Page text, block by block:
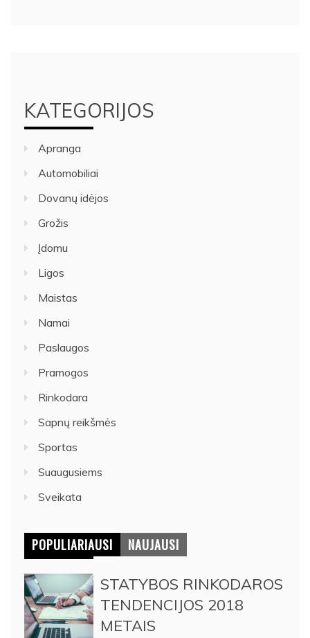
KATEGORIJOS
Apranga
Automobiliai
Dovanų idėjos
Grožis
Įdomu
Ligos
Maistas
Namai
Paslaugos
Pramogos
Rinkodara
Sapnų reikšmės
Sportas
Suaugusiems
Sveikata
POPULIARIAUSI NAUJAUSI
STATYBOS RINKODAROS
TENDENCIJOS 2018
METAIS